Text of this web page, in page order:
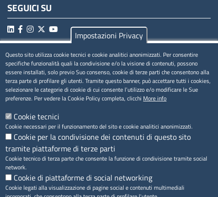
SEGUICI SU
MENÚ PRIVACY
Privacy
Cookie
Note legali
Accesso riservato
Impostazioni Privacy
Questo sito utilizza cookie tecnici e cookie analitici anonimizzati. Per consentire
specifiche funzionalità quali la condivisione e/o la visione di contenuti, possono
essere installati, solo previo Suo consenso, cookie di terze parti che consentono alla
terza parte di profilare gli utenti. Tramite questo banner, può accettare tutti i cookies,
selezionare le categorie di cookie di cui consente l’utilizzo e/o modificare le Sue
preferenze. Per vedere la Cookie Policy completa, clicchi More info
Cookie tecnici
Cookie necessari per il funzionamento del sito e cookie analitici anonimizzati.
Cookie per la condivisione dei contenuti di questo sito
tramite piattaforme di terze parti
Cookie tecnico di terza parte che consente la funzione di condivisione tramite social
network.
Cookie di piattaforme di social networking
Cookie legati alla visualizzazione di pagine social e contenuti multimediali